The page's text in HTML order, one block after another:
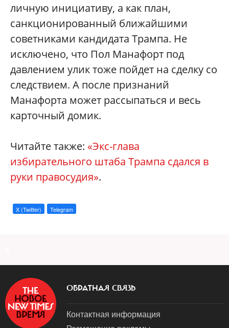
личную инициативу, а как план,
санкционированный ближайшими
советниками кандидата Трампа. Не
исключено, что Пол Манафорт под
давлением улик тоже пойдет на сделку со
следствием. А после признаний
Манафорта может рассыпаться и весь
карточный домик.
Читайте также: «Экс-глава
избирательного штаба Трампа сдался в
руки правосудия».
X (Twitter) Telegram
ОБРАТНАЯ СВЯЗЬ
Контактная информация